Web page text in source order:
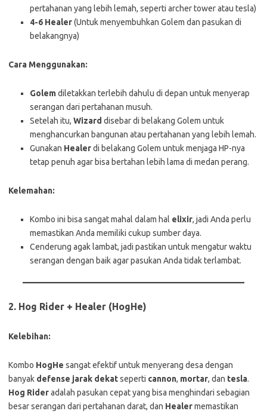
pertahanan yang lebih lemah, seperti archer tower atau tesla)
4-6 Healer(Untuk menyembuhkan Golem dan pasukan di
belakangnya)
Cara Menggunakan:
Golemdiletakkan terlebih dahulu di depan untuk menyerap
serangan dari pertahanan musuh.
Setelah itu, Wizard disebar di belakang Golem untuk
menghancurkan bangunan atau pertahanan yang lebih lemah.
Gunakan Healerdi belakang Golem untuk menjaga HP-nya
tetap penuh agar bisa bertahan lebih lama di medan perang.
Kelemahan:
Kombo ini bisa sangat mahal dalam hal elixir, jadi Anda perlu
memastikan Anda memiliki cukup sumber daya.
Cenderung agak lambat, jadi pastikan untuk mengatur waktu
serangan dengan baik agar pasukan Anda tidak terlambat.
2. Hog Rider + Healer (HogHe)
Kelebihan:
Kombo HogHe sangat efektif untuk menyerang desa dengan
banyak defense jarak dekatseperti cannon, mortar, dan tesla.
Hog Rideradalah pasukan cepat yang bisa menghindari sebagian
besar serangan dari pertahanan darat, dan Healermemastikan